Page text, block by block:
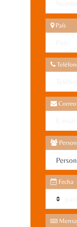
País
Correo
Fecha